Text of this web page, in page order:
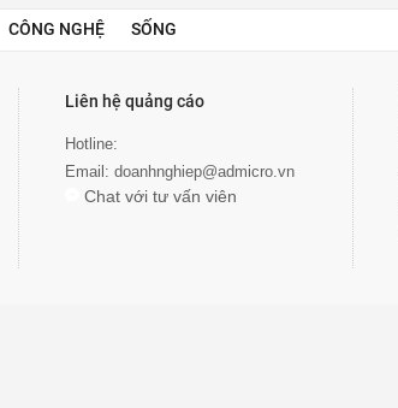
CÔNG NGHỆ SỐNG
Liên hệ quảng cáo
Hotline:
Email: doanhnghiep@admicro.vn
Chat với tư vấn viên